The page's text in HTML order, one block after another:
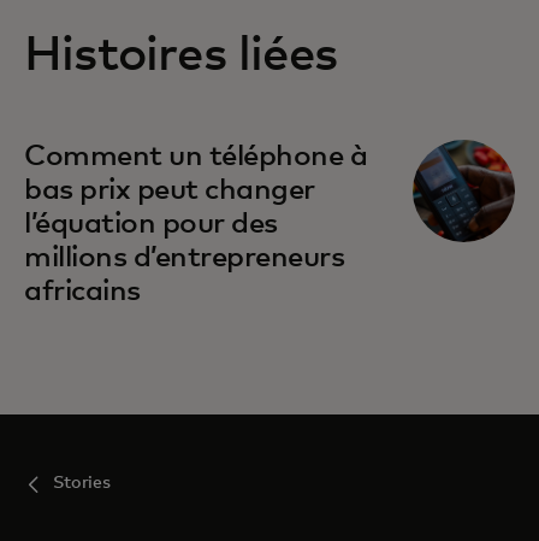
Histoires liées
Comment un téléphone à
bas prix peut changer
l’équation pour des
millions d’entrepreneurs
africains
Stories